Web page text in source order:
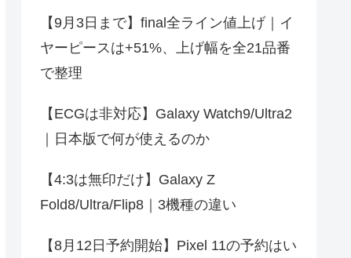
【9月3日まで】final全ライン値上げ｜イ
ヤーピースは+51%、上げ幅を全21品番
で整理
【ECGは非対応】Galaxy Watch9/Ultra2
｜日本版で何が使えるのか
【4:3は無印だけ】Galaxy Z
Fold8/Ultra/Flip8｜3機種の違い
【8月12日予約開始】Pixel 11の予約はい